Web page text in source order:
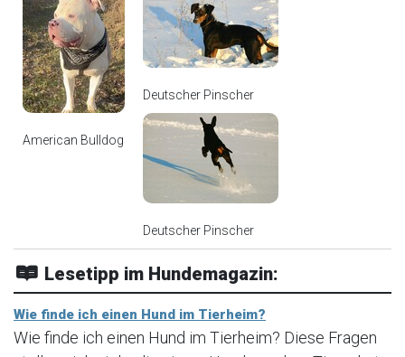
American Bulldog
Deutscher Pinscher
Deutscher Pinscher
Lesetipp im Hundemagazin:
Wie finde ich einen Hund im Tierheim?
Wie finde ich einen Hund im Tierheim? Diese Fragen